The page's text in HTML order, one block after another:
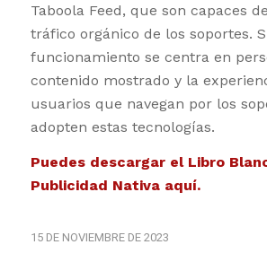
Taboola Feed, que son capaces
tráfico orgánico de los soportes.
funcionamiento se centra en
contenido mostrado y la
usuarios que navegan por los
adopten estas tecnologías.
Puedes descargar el Libro
Publicidad Nativa aquí.
15 DE NOVIEMBRE DE 2023